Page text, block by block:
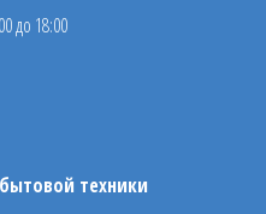
до 18:00
техники